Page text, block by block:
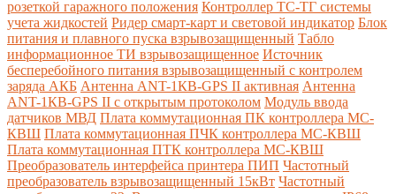
розеткой гаражного положения Контроллер ТС-ТГ системы
учета жидкостей Ридер смарт-карт и световой индикатор Блок
питания и плавного пуска взрывозащищенный Табло
информационное ТИ взрывозащищенное Источник
бесперебойного питания взрывозащищенный с контролем
заряда АКБ Антенна ANT-1КВ-GPS II активная Антенна
ANT-1КВ-GPS II с открытым протоколом Модуль ввода
датчиков МВД Плата коммутационная ПК контроллера МС-
КВШ Плата коммутационная ПЧК контроллера МС-КВШ
Плата коммутационная ПТК контроллера МС-КВШ
Преобразователь интерфейса принтера ПИП Частотный
преобразователь взрывозащищенный 15кВт Частотный